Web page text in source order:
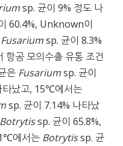
sp. 균이 9% 정도 나
60.4%, Unknown이
Fusariumsp. 균이 8.3%
항공 모의수출 유통 조건
은 Fusariumsp. 균이
났고, 15℃에서는
sp. 균이 7.14% 나타났
Botrytissp. 균이 65.8%,
에서는 Botrytissp. 균